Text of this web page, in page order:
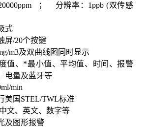
； 分辨率：1ppb (双传感
式
屏/20个按键
m3及双曲线图同时显示
值、*最小值、平均值、时间、报警
电量及蓝牙等
min
美国 STEL/TWL标准
文、英文、数字等
及图形报警